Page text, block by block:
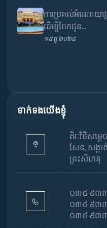
ការប្រគល់អំណោយជូន
ដើម្បីចែកជូន...
១៥ ធ្នូ ២០២៥
ទាក់ទងយើងខ្ញុំ
តិរៈវិថីសម្ត
សែន, សង្កា
ព្រះសីហនុ
០៣៤ ៩៣
០៣៤ ៩៣
០៣៤ ៩៣